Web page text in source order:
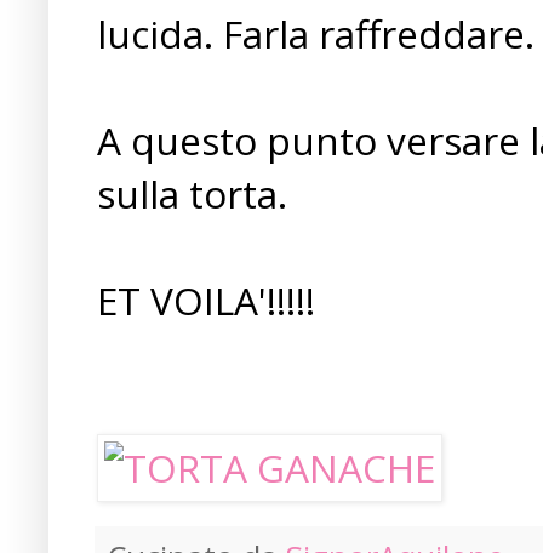
lucida. Farla raffreddare.
A questo punto versare
sulla torta.
ET VOILA'!!!!!